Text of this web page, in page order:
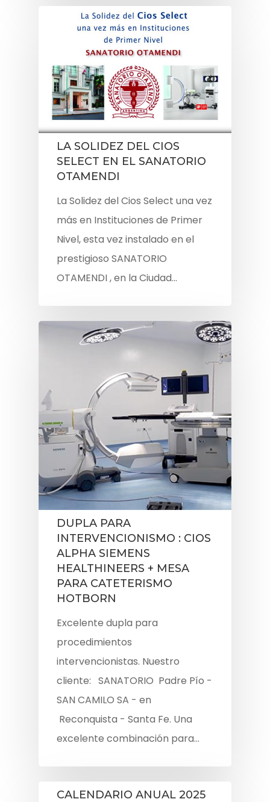
LA SOLIDEZ DEL CIOS
SELECT EN EL SANATORIO
OTAMENDI
La Solidez del Cios Select una vez
más en Instituciones de Primer
Nivel, esta vez instalado en el
prestigioso SANATORIO
OTAMENDI , en la Ciudad…
DUPLA PARA
INTERVENCIONISMO : CIOS
ALPHA SIEMENS
HEALTHINEERS + MESA
PARA CATETERISMO
HOTBORN
Excelente dupla para
procedimientos
intervencionistas. Nuestro
cliente: SANATORIO Padre Pío -
SAN CAMILO SA - en
Reconquista - Santa Fe. Una
excelente combinación para…
CALENDARIO ANUAL 2025